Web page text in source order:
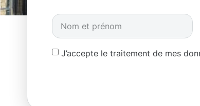
J’accepte le traitement de mes